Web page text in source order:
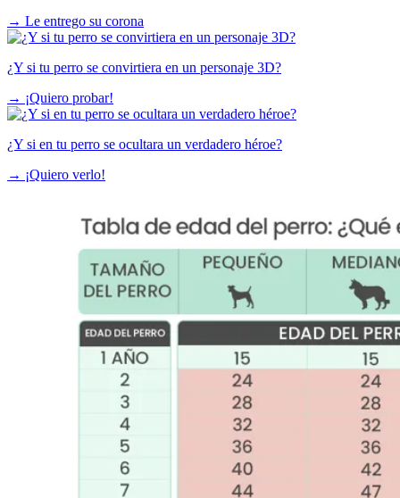
→ Le entrego su corona
¿Y si tu perro se convirtiera en un personaje 3D?
→ ¡Quiero probar!
¿Y si en tu perro se ocultara un verdadero héroe?
→ ¡Quiero verlo!